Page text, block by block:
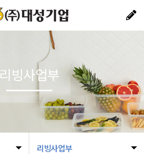
리빙사업부
리빙사업부